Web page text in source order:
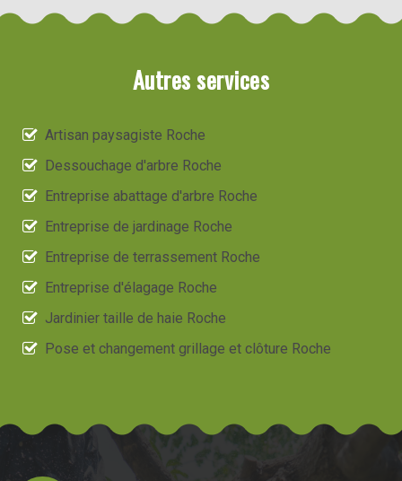
Autres services
Artisan paysagiste Roche
Dessouchage d'arbre Roche
Entreprise abattage d'arbre Roche
Entreprise de jardinage Roche
Entreprise de terrassement Roche
Entreprise d'élagage Roche
Jardinier taille de haie Roche
Pose et changement grillage et clôture Roche